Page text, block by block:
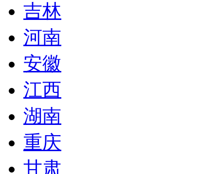
吉林
河南
安徽
江西
湖南
重庆
甘肃